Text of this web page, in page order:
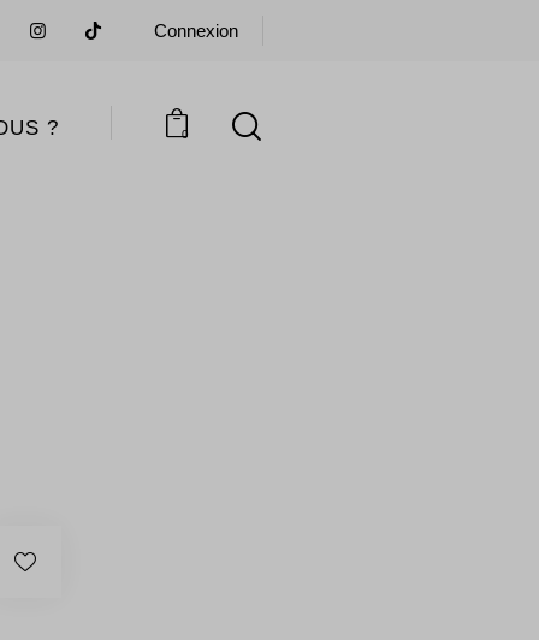
Connexion
? 0